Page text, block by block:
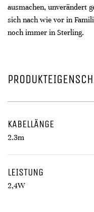
ausmachen, unverändert
sich nach wie vor in
noch immer in Sterling.
KABELLÄNGE
2.3m
LEISTUNG
2,4W